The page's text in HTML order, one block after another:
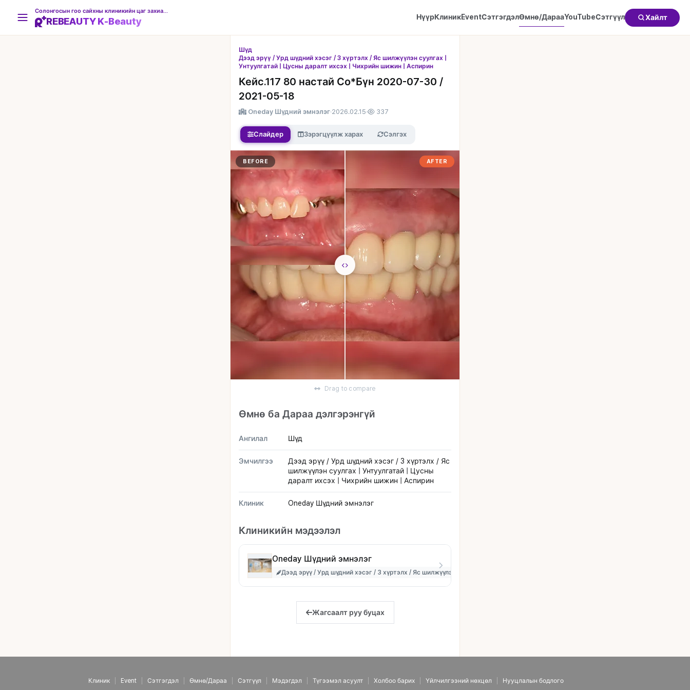
REBEAUTY K-Beauty НүүрКлиникEventСэтгэгдэлӨмнө/ДарааYouTubeСэтгүүл Хайлт
Шүд
Дээд эрүү / Урд шүдний хэсэг / 3 хүртэлх / Яс шилжүүлэн суулгах |
Унтуулгатай | Цусны даралт ихсэх | Чихрийн шижин | Аспирин
Кейс.117 80 настай Со*Бүн 2020-07-30 /
2021-05-18
Oneday Шүдний эмнэлэг·2026.02.15· 337
Слайдер Зэрэгцүүлж харах Сэлгэх
AFTER
BEFORE
Drag to compare
Өмнө ба Дараа дэлгэрэнгүй
Ангилал Шүд
Эмчилгээ
Дээд эрүү / Урд шүдний хэсэг / 3 хүртэлх / Яс
шилжүүлэн суулгах | Унтуулгатай | Цусны
даралт ихсэх | Чихрийн шижин | Аспирин
Клиник Oneday Шүдний эмнэлэг
Клиникийн мэдээлэл
Oneday Шүдний эмнэлэг
Дээд эрүү / Урд шүдний хэсэг / 3 хүртэлх / Яс шилжүүлэн суулгах | Унтуулгатай | Цусны даралт ихсэх | Чихрийн шижин | Аспирин
Жагсаалт руу буцах
Клиник Event Сэтгэгдэл Өмнө/Дараа Сэтгүүл Мэдэгдэл Түгээмэл асуулт Холбоо барих Үйлчилгээний нөхцөл Нууцлалын бодлого